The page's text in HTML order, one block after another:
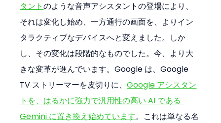
タントのような音声アシスタントの登場により、
それは変化し始め、一方通行の画面を、よりイン
タラクティブなデバイスへと変えました。しか
し、その変化は段階的なものでした。今、より大
きな変革が進んでいます。Google は、Google
TV ストリーマーを皮切りに、Google アシスタン
トを、はるかに強力で汎用性の高い AI である
Gemini に置き換え始めています。これは単なる名